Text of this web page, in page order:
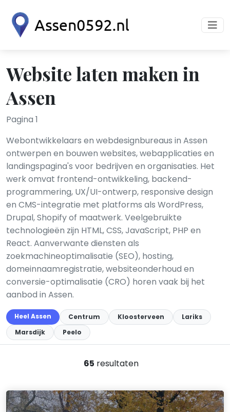
Website laten maken in
Assen
Pagina 1
Webontwikkelaars en webdesignbureaus in Assen
ontwerpen en bouwen websites, webapplicaties en
landingspagina's voor bedrijven en organisaties. Het
werk omvat frontend-ontwikkeling, backend-
programmering, UX/UI-ontwerp, responsive design
en CMS-integratie met platforms als WordPress,
Drupal, Shopify of maatwerk. Veelgebruikte
technologieën zijn HTML, CSS, JavaScript, PHP en
React. Aanverwante diensten als
zoekmachineoptimalisatie (SEO), hosting,
domeinnaamregistratie, websiteonderhoud en
conversie-optimalisatie (CRO) horen vaak bij het
aanbod in Assen.
Heel Assen Centrum Kloosterveen
Lariks
Marsdijk
Peelo
65 resultaten